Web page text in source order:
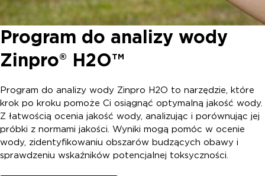
Program do analizy wody
Zinpro® H2O™
Program do analizy wody Zinpro H2O to narzędzie, które
krok po kroku pomoże Ci osiągnąć optymalną jakość wody.
Z łatwością ocenia jakość wody, analizując i porównując jej
próbki z normami jakości. Wyniki mogą pomóc w ocenie
wody, zidentyfikowaniu obszarów budzących obawy i
sprawdzeniu wskaźników potencjalnej toksyczności.